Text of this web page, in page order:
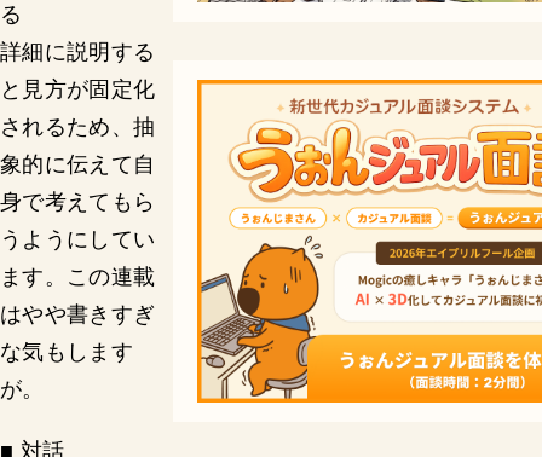
る
詳細に説明する
と見方が固定化
されるため、抽
象的に伝えて自
身で考えてもら
うようにしてい
ます。この連載
はやや書きすぎ
な気もします
が。
■ 対話